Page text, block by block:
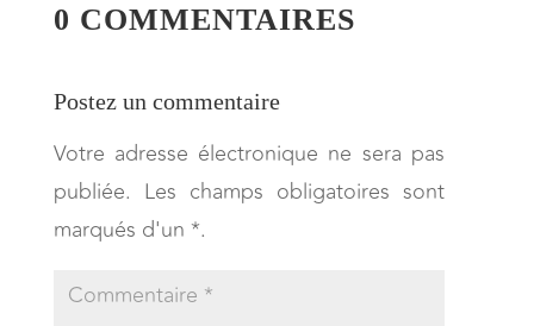
0 COMMENTAIRES
Postez un commentaire
Votre adresse électronique ne sera pas
publiée. Les champs obligatoires sont
marqués d'un *.